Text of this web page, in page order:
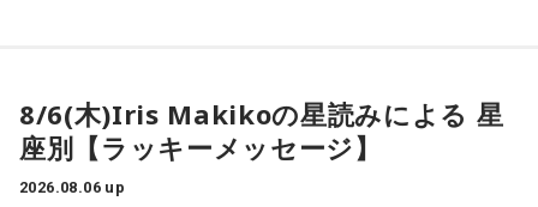
【DJ中島ヒロト】
日本でも伸ばそうとしてますね〜気になります〜！
おうし座のアナタ：財布周りを軽くするとスッキリしそう。
8/6(木)Iris Makikoの星読みによる 星
座別【ラッキーメッセージ】
2026.08.06 up